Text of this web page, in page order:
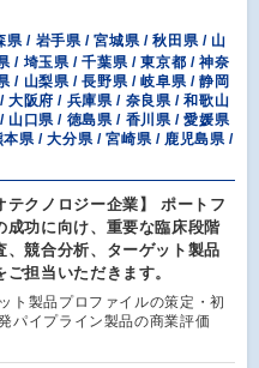
県 / 岩手県 / 宮城県 / 秋田県 / 山
/ 埼玉県 / 千葉県 / 東京都 / 神奈
/ 山梨県 / 長野県 / 岐阜県 / 静岡
大阪府 / 兵庫県 / 奈良県 / 和歌山
山口県 / 徳島県 / 香川県 / 愛媛県
県 / 大分県 / 宮崎県 / 鹿児島県 /
テクノロジー企業】 ポートフ
成功に向け、重要な臨床段階
、競合分析、ターゲット製品
担当いただきます。
ト製品プロファイルの策定・初
パイプライン製品の商業評価